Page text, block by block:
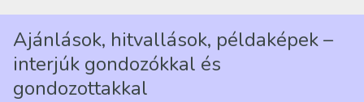
Ajánlások, hitvallások, példaképek –
interjúk gondozókkal és
gondozottakkal